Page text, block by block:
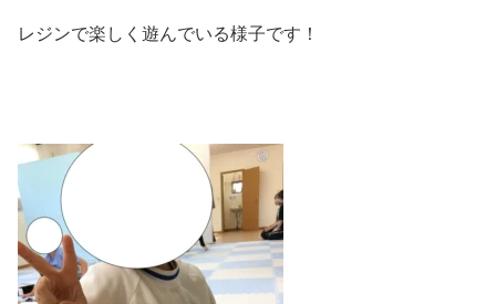
レジンで楽しく遊んでいる様子です！